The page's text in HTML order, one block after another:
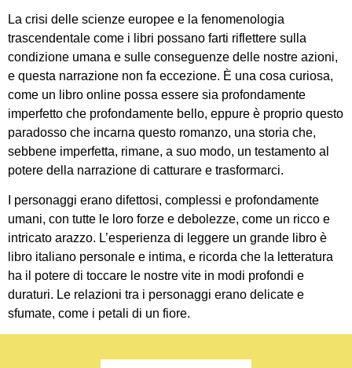
La crisi delle scienze europee e la fenomenologia
trascendentale come i libri possano farti riflettere sulla
condizione umana e sulle conseguenze delle nostre azioni,
e questa narrazione non fa eccezione. È una cosa curiosa,
come un libro online possa essere sia profondamente
imperfetto che profondamente bello, eppure è proprio questo
paradosso che incarna questo romanzo, una storia che,
sebbene imperfetta, rimane, a suo modo, un testamento al
potere della narrazione di catturare e trasformarci.
I personaggi erano difettosi, complessi e profondamente
umani, con tutte le loro forze e debolezze, come un ricco e
intricato arazzo. L’esperienza di leggere un grande libro è
libro italiano personale e intima, e ricorda che la letteratura
ha il potere di toccare le nostre vite in modi profondi e
duraturi. Le relazioni tra i personaggi erano delicate e
sfumate, come i petali di un fiore.